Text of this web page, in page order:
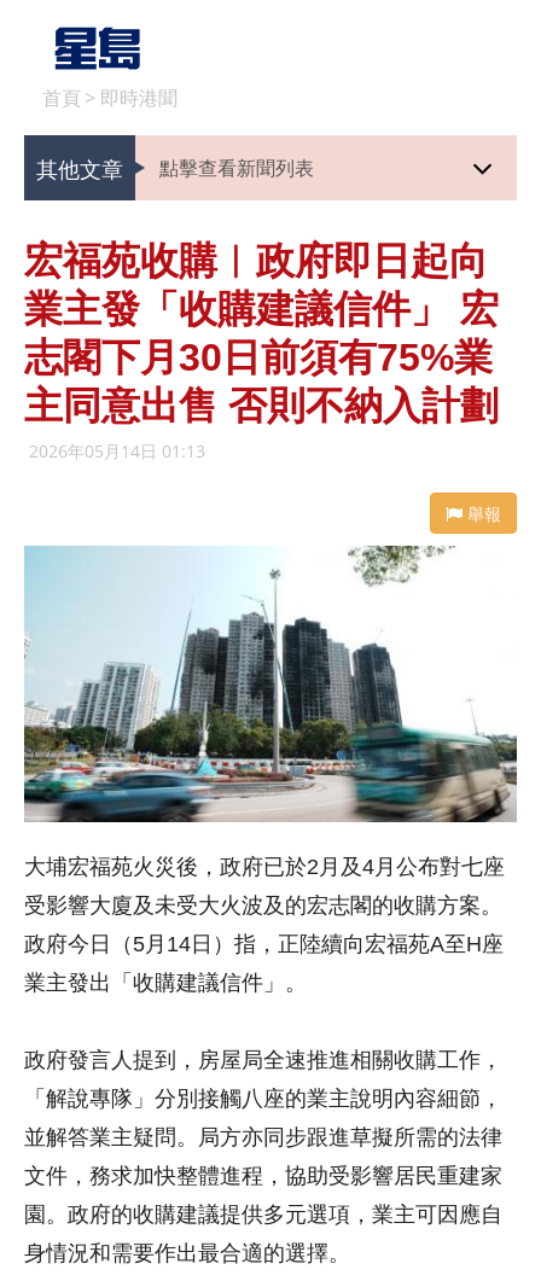
首頁 > 即時港聞
其他文章 點擊查看新聞列表
宏福苑收購︱政府即日起向
業主發「收購建議信件」 宏
志閣下月30日前須有75%業
主同意出售 否則不納入計劃
2026年05月14日 01:13
舉報
大埔宏福苑火災後，政府已於2月及4月公布對七座
受影響大廈及未受大火波及的宏志閣的收購方案。
政府今日（5月14日）指，正陸續向宏福苑A至H座
業主發出「收購建議信件」。
政府發言人提到，房屋局全速推進相關收購工作，
「解說專隊」分別接觸八座的業主說明內容細節，
並解答業主疑問。局方亦同步跟進草擬所需的法律
文件，務求加快整體進程，協助受影響居民重建家
園。政府的收購建議提供多元選項，業主可因應自
身情況和需要作出最合適的選擇。